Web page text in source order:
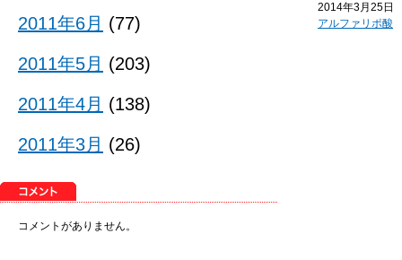
2014年3月25日
アルファリポ酸
2011年6月 (77)
2011年5月 (203)
2011年4月 (138)
2011年3月 (26)
コメントがありません。